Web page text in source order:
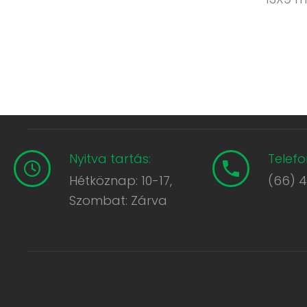
Nyitva tartás:
Hétköznap: 10-17,
Szombat: Zárva
(66)